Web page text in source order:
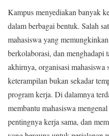
Kampus menyediakan banyak
dalam berbagai bentuk. Salah
mahasiswa yang
berkolaborasi, dan menghadapi
akhirnya, organisasi mahasiswa
keterampilan bukan sekadar
program kerja. Di dalamnya
membantu mahasiswa
pentingnya kerja sama, dan